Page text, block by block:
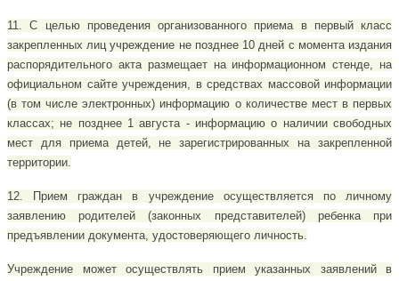
11. С целью проведения организованного приема в первый класс
закрепленных лиц учреждение не позднее 10 дней с момента издания
распорядительного акта размещает на информационном стенде, на
официальном сайте учреждения, в средствах массовой информации
(в том числе электронных) информацию о количестве мест в первых
классах; не позднее 1 августа - информацию о наличии свободных
мест для приема детей, не зарегистрированных на закрепленной
территории.
12. Прием граждан в учреждение осуществляется по личному
заявлению родителей (законных представителей) ребенка при
предъявлении документа, удостоверяющего личность.
Учреждение может осуществлять прием указанных заявлений в